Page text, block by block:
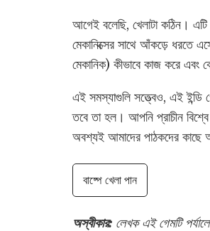
আগেই বলেছি, খেলাটা কঠিন।
মেকানিক্সের সাথে আঁকড়ে ধরতে
মেকানিক) কীভাবে কাজ করে এবং
এই সমস্যাগুলি সত্ত্বেও, এই
তবে তা হল। আপনি প্রাচীন
অবশ্যই আমাদের পাঠকদের কাছে
বাষ্পে খেলা পান
অস্বীকার: লেখক এই গেমটি